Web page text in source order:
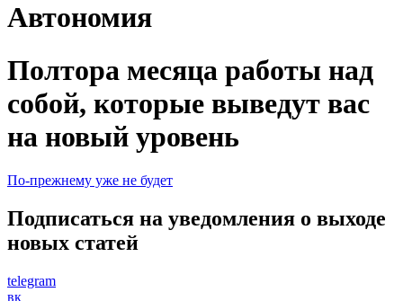
Автономия
Полтора месяца работы над
собой, которые выведут вас
на новый уровень
По-прежнему уже не будет
Подписаться на уведомления о выходе
новых статей
telegram
вк